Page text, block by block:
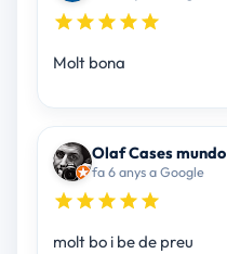
Molt bona
Olaf Cases mundo
fa 6 anys a Google
molt bo i be de preu